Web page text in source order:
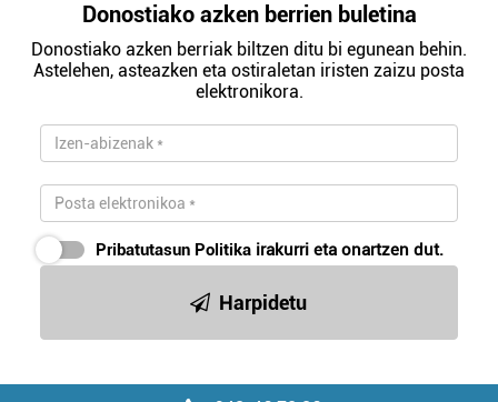
Donostiako azken berrien buletina
Donostiako azken berriak biltzen ditu bi egunean behin.
Astelehen, asteazken eta ostiraletan iristen zaizu posta
elektronikora.
Pribatutasun Politika irakurri eta onartzen dut.
Harpidetu